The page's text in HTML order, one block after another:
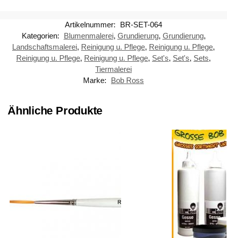
Artikelnummer:
BR-SET-064
Kategorien:
Blumenmalerei, Grundierung, Grundierung,
Landschaftsmalerei, Reinigung u. Pflege, Reinigung u. Pflege,
Reinigung u. Pflege, Reinigung u. Pflege, Set's, Set's, Sets,
Tiermalerei
Marke:
Bob Ross
Ähnliche Produkte